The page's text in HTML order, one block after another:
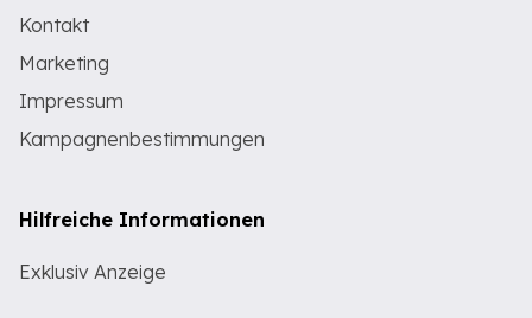
Kontakt
Marketing
Impressum
Kampagnenbestimmungen
Hilfreiche Informationen
Exklusiv Anzeige